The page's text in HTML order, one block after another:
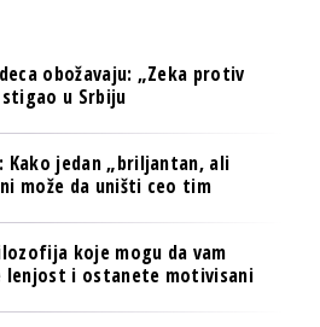
obožavaju: „Zeka protiv
u Srbiju
Kako jedan „briljantan, ali
može da uništi ceo tim
koje mogu da vam
lenjost i ostanete motivisani